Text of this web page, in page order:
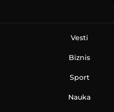
Vesti
Biznis
Sport
Nauka